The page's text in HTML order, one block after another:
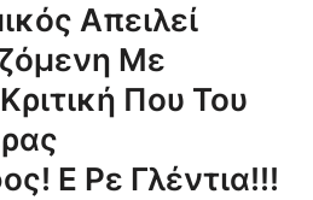
Απειλεί
Με
Που Του
Ε Ρε Γλέντια!!!